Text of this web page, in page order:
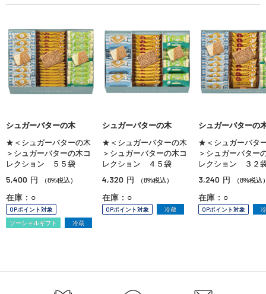
シュガーバターの木
★＜シュガーバターの木
＞シュガーバターの木コ
レクション ５５袋
5,400 円 （8%税込）
在庫：○
OPポイント対象
ソーシャルギフト
冷蔵
シュガーバターの木
★＜シュガーバターの木
＞シュガーバターの木コ
レクション ４５袋
4,320 円 （8%税込）
在庫：○
OPポイント対象 冷蔵
シュガーバターの
★＜シュガーバタ
＞シュガーバター
レクション ３２
3,240 円 （8%税込
在庫：○
OPポイント対象